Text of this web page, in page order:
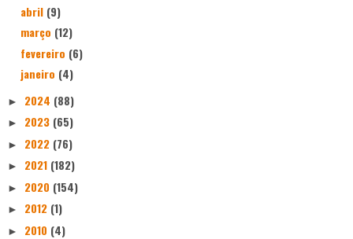
abril (9)
março (12)
fevereiro (6)
janeiro (4)
► 2024 (88)
► 2023 (65)
► 2022 (76)
► 2021 (182)
► 2020 (154)
► 2012 (1)
► 2010 (4)